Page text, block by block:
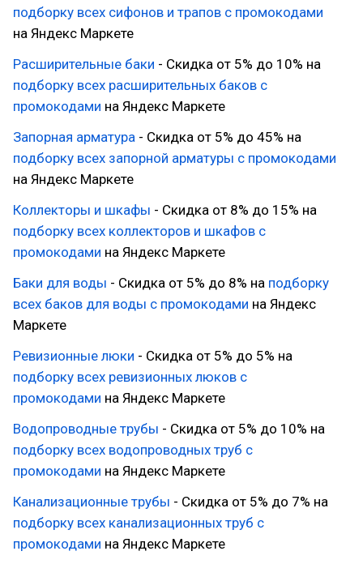
подборку всех сифонов и трапов с промокодами
на Яндекс Маркете
Расширительные баки - Скидка от 5% до 10% на
подборку всех расширительных баков с
промокодами на Яндекс Маркете
Запорная арматура - Скидка от 5% до 45% на
подборку всех запорной арматуры с промокодами
на Яндекс Маркете
Коллекторы и шкафы - Скидка от 8% до 15% на
подборку всех коллекторов и шкафов с
промокодами на Яндекс Маркете
Баки для воды - Скидка от 5% до 8% на подборку
всех баков для воды с промокодами на Яндекс
Маркете
Ревизионные люки - Скидка от 5% до 5% на
подборку всех ревизионных люков с
промокодами на Яндекс Маркете
Водопроводные трубы - Скидка от 5% до 10% на
подборку всех водопроводных труб с
промокодами на Яндекс Маркете
Канализационные трубы - Скидка от 5% до 7% на
подборку всех канализационных труб с
промокодами на Яндекс Маркете